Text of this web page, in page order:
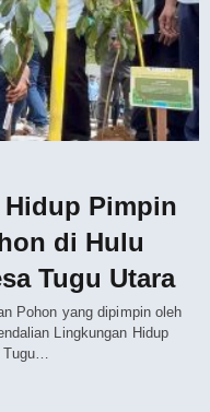
Pimpin
di Hulu
Tugu Utara
Pohon yang dipimpin oleh
Lingkungan Hidup